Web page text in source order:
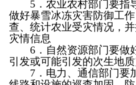
5．农业农村部门要指
做好暴雪冰冻灾害防御工
查、统计农业受灾情况，
灾情信息
6．自然资源部门要做
引发或可能引发的次生地质
7．电力、通信部门要